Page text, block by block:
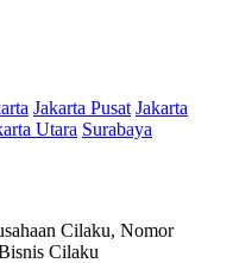
Jakarta Pusat Jakarta
Utara Surabaya
Cilaku, Nomor
Cilaku